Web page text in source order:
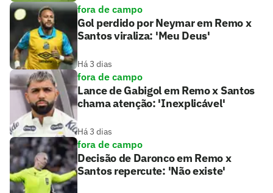
fora de campo
Gol perdido por Neymar em Remo x
Santos viraliza: 'Meu Deus'
Há 3 dias
fora de campo
Lance de Gabigol em Remo x Santos
chama atenção: 'Inexplicável'
Há 3 dias
fora de campo
Decisão de Daronco em Remo x
Santos repercute: 'Não existe'